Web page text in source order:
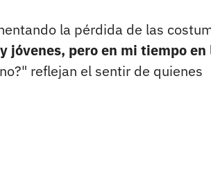
la pérdida de las
jóvenes, pero en mi tiempo en
reflejan el sentir de quienes